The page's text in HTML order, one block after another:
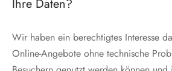
Ihre Daten?
Wir haben ein berechtigtes Interesse
Online-Angebote ohne technische